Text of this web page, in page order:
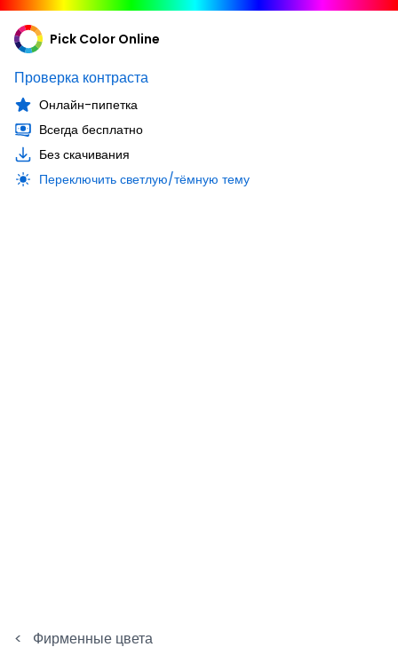
Pick Color Online
Проверка контраста
Онлайн-пипетка
Всегда бесплатно
Без скачивания
Переключить светлую/тёмную тему
< Фирменные цвета